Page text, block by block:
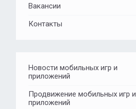
Вакансии
Контакты
Новости мобильных игр и
приложений
Продвижение мобильных игр и
приложений